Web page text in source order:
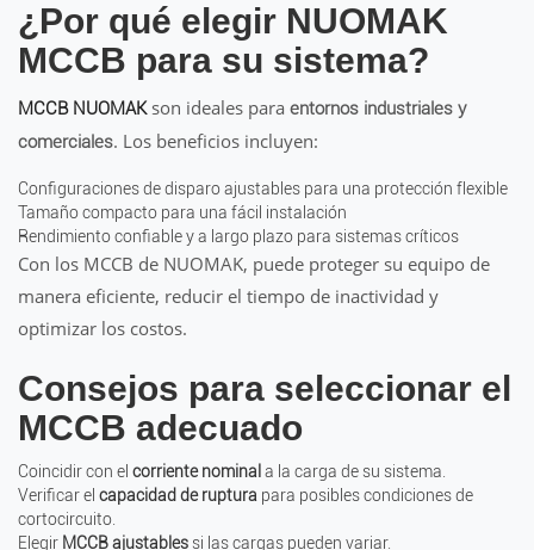
¿Por qué elegir NUOMAK
MCCB para su sistema?
MCCB NUOMAKson ideales para entornos industriales y
comerciales. Los beneficios incluyen:
Configuraciones de disparo ajustables para una protección flexible
Tamaño compacto para una fácil instalación
Rendimiento confiable y a largo plazo para sistemas críticos
Con los MCCB de NUOMAK, puede proteger su equipo de
manera eficiente, reducir el tiempo de inactividad y
optimizar los costos.
Consejos para seleccionar el
MCCB adecuado
Coincidir con el corriente nominal a la carga de su sistema.
Verificar el capacidad de ruptura para posibles condiciones de
cortocircuito.
Elegir MCCB ajustables si las cargas pueden variar.